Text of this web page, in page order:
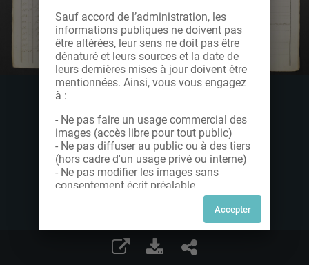
Sauf accord de l’administration, les
informations publiques ne doivent pas
être altérées, leur sens ne doit pas être
dénaturé et leurs sources et la date de
leurs dernières mises à jour doivent être
mentionnées. Ainsi, vous vous engagez
à :
- Ne pas faire un usage commercial des
images (accès libre pour tout public)
- Ne pas diffuser au public ou à des tiers
(hors cadre d'un usage privé ou interne)
- Ne pas modifier les images sans
consentement écrit préalable
Dans le cas contraire, nous vous invitons
à nous contacter afin de solliciter le type
de Licence souhaitée parmi celles
proposées et le cas échéant, acquitter